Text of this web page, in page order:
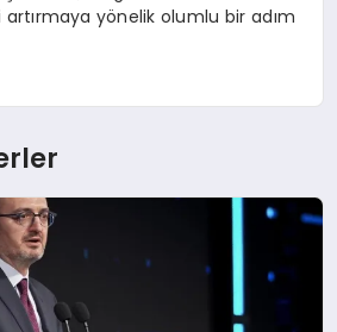
yönelik olumlu bir adım